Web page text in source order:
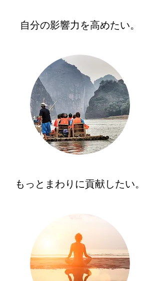
自分の影響力を高めたい。
もっとまわりに貢献したい。